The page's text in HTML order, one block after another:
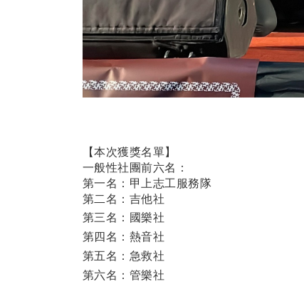
【本次獲獎名單】
一般性社團前六名：
第一名：甲上志工服務隊
第二名：吉他社
第三名：國樂社
第四名：熱音社
第五名：急救社
第六名：管樂社